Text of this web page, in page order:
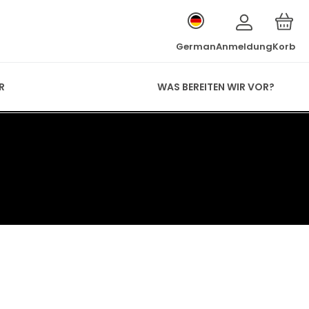
GermanAnmeldungKorb
WAS BEREITEN WIR VOR?